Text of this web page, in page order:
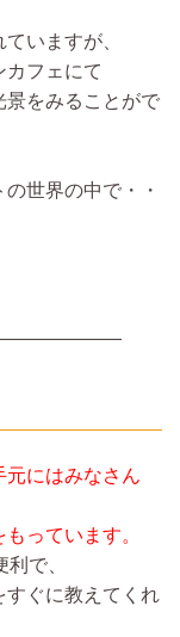
いますが、
カフェにて
景をみることがで
世界の中で・・
元にはみなさん
っています。
で、
すぐに教えてくれ